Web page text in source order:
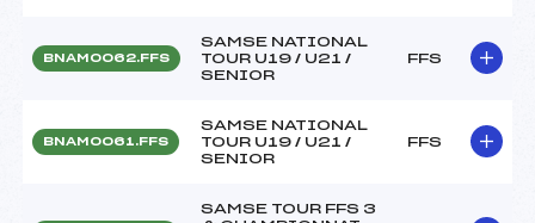
BNAM0062.FFS
SAMSE NATIONAL
TOUR U19 / U21 /
SENIOR
FFS
BNAM0061.FFS
SAMSE NATIONAL
TOUR U19 / U21 /
SENIOR
FFS
SAMSE TOUR FFS 3